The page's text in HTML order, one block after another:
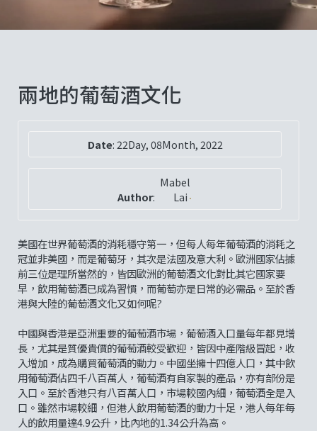
兩地的葡萄酒文化
Date:22Day, 08Month, 2022
Author:
Mabel
Lai
美國在世界葡萄酒的消耗穩守第一，但每人每年葡萄酒的消耗之
冠並非美國，而是葡萄牙，其次是法國及意大利。歐洲國家佔據
前三位是理所當然的，皆因歐洲的葡萄酒文化對比其它國家要
早，飲用葡萄酒已成為習慣，而葡萄亦是日常的必需品。至於香
港與大陸的葡萄酒文化又如何呢?
中國與香港是亞洲重要的葡萄酒市場，葡萄酒入口量每年都見增
長，尤其是質優貴價的葡萄酒較受歡迎，皆因中產階級冒起，收
入增加，成為購買葡萄酒的動力。中國坐擁十四億人口，其中飲
用葡萄酒佔四千八百萬人，葡萄酒有自家製的產品，亦有部份是
入口。至於香港只有八百萬人口，市場較國內細，葡萄酒全是入
口。雖然市場較細，但港人飲用葡萄酒的動力十足，港人每年每
人的飲用量達4.9公升，比內地的1.34公升為高。